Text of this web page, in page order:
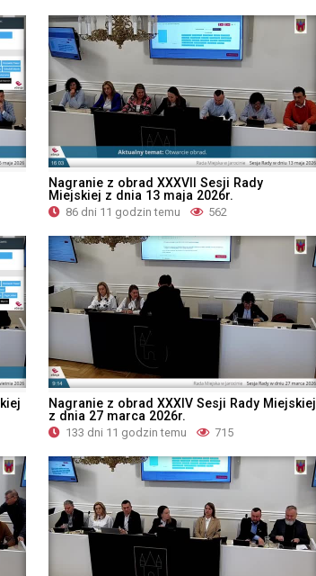
Nagranie z obrad XXXVII Sesji Rady
Miejskiej z dnia 13 maja 2026r.
86 dni 11 godzin temu 562
Nagranie z obrad XXXIV Sesji Rady Miejskiej
z dnia 27 marca 2026r.
133 dni 11 godzin temu 715